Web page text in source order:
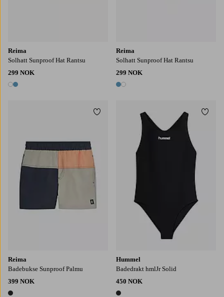
Reima
Solhatt Sunproof Hat Rantsu
299 NOK
2 farger
Reima
Solhatt Sunproof Hat Rantsu
299 NOK
2 farger
Reima
Badebukse Sunproof Palmu
399 NOK
Legg til favoritter
Hummel
Badedrakt hmlJr Solid
450 NOK